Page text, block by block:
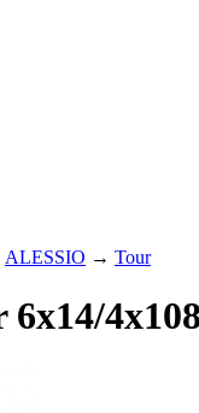
ALESSIO → Tour
6x14/